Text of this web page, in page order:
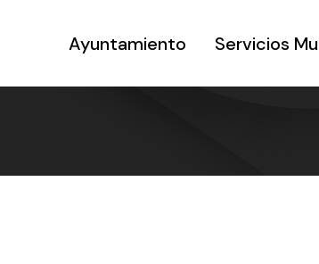
Ayuntamiento Servicios